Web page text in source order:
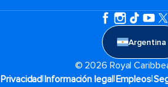
Argentina
© 2026 Royal
Privacidad|Información legal|Empleos|